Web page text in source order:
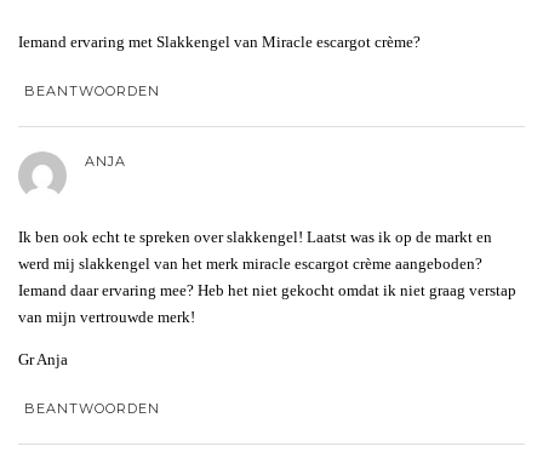
Iemand ervaring met Slakkengel van Miracle escargot crème?
BEANTWOORDEN
ANJA
Ik ben ook echt te spreken over slakkengel! Laatst was ik op de markt en
werd mij slakkengel van het merk miracle escargot crème aangeboden?
Iemand daar ervaring mee? Heb het niet gekocht omdat ik niet graag verstap
van mijn vertrouwde merk!
Gr Anja
BEANTWOORDEN